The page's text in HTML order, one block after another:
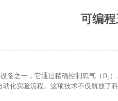
可编
备之一，它通过精确控制氧气（O₂
化实验流程。这项技术不仅解放